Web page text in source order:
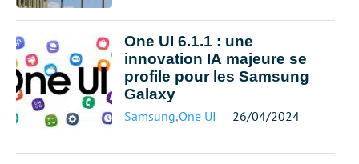
One UI 6.1.1 : une
innovation IA majeure se
profile pour les Samsung
Galaxy
Samsung,One UI 26/04/2024